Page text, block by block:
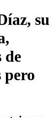
su
de
pero